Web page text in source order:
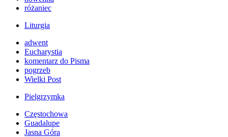
różaniec
Liturgia
adwent
Eucharystia
komentarz do Pisma
pogrzeb
Wielki Post
Pielgrzymka
Częstochowa
Guadalupe
Jasna Góra